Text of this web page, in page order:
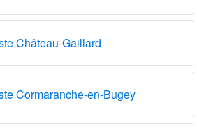
Château-Gaillard
Cormaranche-en-Bugey